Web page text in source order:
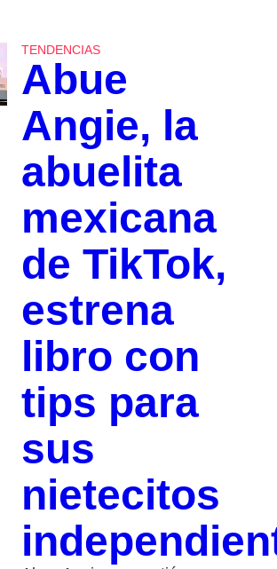
TENDENCIAS
Abue
Angie, la
abuelita
mexicana
de TikTok,
estrena
libro con
tips para
sus
nietecitos